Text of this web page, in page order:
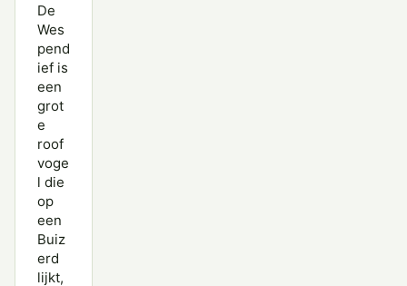
De
Wes
pend
ief is
een
grot
e
roof
voge
l die
op
een
Buiz
erd
lijkt,